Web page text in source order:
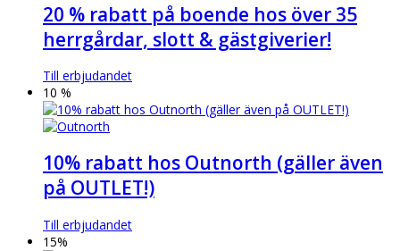
20 % rabatt på boende hos över 35
herrgårdar, slott & gästgiverier!
Till erbjudandet
10 %
10% rabatt hos Outnorth (gäller även
på OUTLET!)
Till erbjudandet
15%